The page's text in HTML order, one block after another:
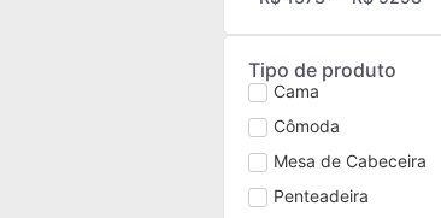
Tipo de produto
Cama
Cômoda
Mesa de Cabeceira
Penteadeira